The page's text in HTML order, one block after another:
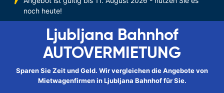
noch heute!
Ljubljana Bahnhof
AUTOVERMIETUNG
Sparen Sie Zeit und Geld. Wir vergleichen die Angebote von
Mietwagenfirmen in Ljubljana Bahnhof für Sie.